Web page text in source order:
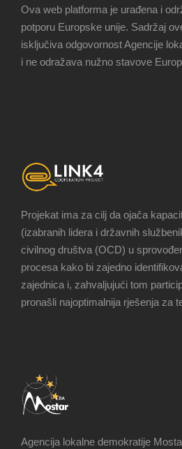
Ova web platforma je urađena i
potporu Europske unije. Sadržaj
isključiva odgovornost Agencije
i ne odražava nužno stavove
Projekat ima za cilj da ojača
(izabranih lidera i državnih
civilnog društva (OCD) u
procesa kako bi zajedno
zajednica i, zahvaljujući tom
pronašli najoptimalnija rješenja za
Agencija lokalne demokratije